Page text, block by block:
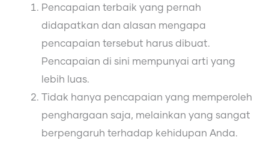
Pencapaian terbaik yang pernah
didapatkan dan alasan mengapa
pencapaian tersebut harus dibuat.
Pencapaian di sini mempunyai arti yang
lebih luas.
Tidak hanya pencapaian yang memperoleh
penghargaan saja, melainkan yang sangat
berpengaruh terhadap kehidupan Anda.